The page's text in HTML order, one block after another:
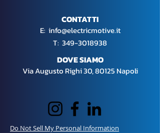
CONTATTI
E: info@electricmotive.it
​T: 349-3018938
DOVE SIAMO
Via Augusto Righi 30, 80125 Napoli
Do Not Sell My Personal Information